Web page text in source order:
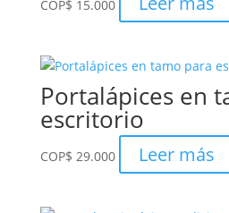
COP$ 15.000
Portalápices en
escritorio
COP$ 29.000 Leer más